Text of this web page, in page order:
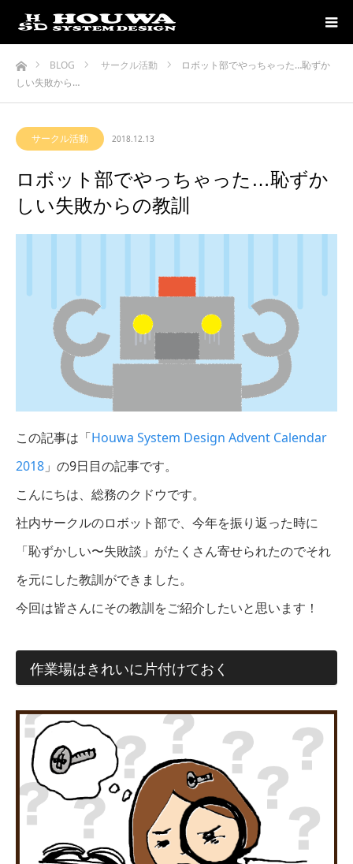
ホームBLOG サークル活動
ロボット部でやっちゃった…恥ずか
しい失敗から…
サークル活動 2018.12.13
ロボット部でやっちゃった…恥ずか
しい失敗からの教訓
この記事は「Houwa System Design Advent Calendar
2018 」の9日目の記事です。
こんにちは、総務のクドウです。
社内サークルのロボット部で、今年を振り返った時に
「恥ずかしい〜失敗談」がたくさん寄せられたのでそれ
を元にした教訓ができました。
今回は皆さんにその教訓をご紹介したいと思います！
作業場はきれいに片付けておく